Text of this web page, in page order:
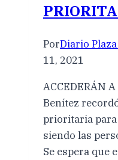
PorDiario
11, 2021
ACCEDERÁN
Benítez
prioritaria
siendo las
Se espera que